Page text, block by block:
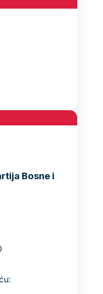
Bosne i